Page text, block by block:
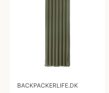
BACKPACKERLIFE.DK